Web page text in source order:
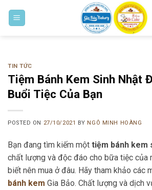
TIN TỨC
Tiệm Bánh Kem Sinh Nhật
Buổi Tiệc Của Bạn
POSTED ON 27/10/2021 BY NGÔ MINH HOÀNG
Bạn đang tìm kiếm một tiệm bánh kem
chất lượng và độc đáo cho bữa tiệc của
biết nên mua ở đâu. Hãy tham khảo các
bánh kem Gia Bảo. Chất lượng và dịch